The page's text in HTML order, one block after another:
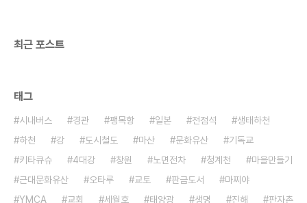
최근 포스트
태그
시내버스 경관 팽목항 일본 전점석
생태하천
하천
강 도시철도 마산 문화유산
기독교
키타큐슈
4대강 창원 노면전차 청계천
마을만들기
근대문화유산
오타루 교토 판금도서
마찌야
YMCA
교회 세월호 태양광 생명 진해 판자촌